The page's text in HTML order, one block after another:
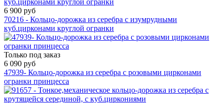
6 900 руб
70216 - Кольцо-дорожка из серебра с изумрудными
куб.цирконами круглой огранки
Только под заказ
6 090 руб
47939- Кольцо-дорожка из серебра с розовыми цирконами
огранки принцесса